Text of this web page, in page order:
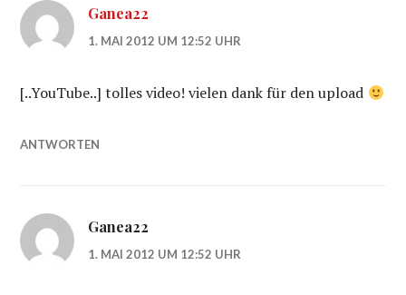
Ganea22
1. MAI 2012 UM 12:52 UHR
[..YouTube..] tolles video! vielen dank für den upload
ANTWORTEN
Ganea22
1. MAI 2012 UM 12:52 UHR